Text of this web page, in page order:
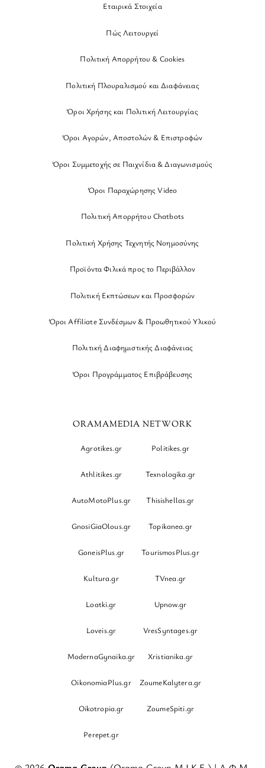
Εταιρικά Στοιχεία
Πώς Λειτουργεί
Πολιτική Απορρήτου & Cookies
Πολιτική Πλουραλισμού και Διαφάνειας
Όροι Χρήσης και Πολιτική Λειτουργίας
Όροι Αγορών, Αποστολών & Επιστροφών
Όροι Συμμετοχής σε Παιχνίδια & Διαγωνισμούς
Όροι Παραχώρησης Video
Πολιτική Απορρήτου Chatbots
Πολιτική Χρήσης Τεχνητής Νοημοσύνης
Προϊόντα Φιλικά προς το Περιβάλλον
Πολιτική Εκπτώσεων και Προσφορών
Όροι Affiliate Συνδέσμων & Προωθητικού Υλικού
Πολιτική Διαφημιστικής Διαφάνειας
Όροι Προγράμματος Επιβράβευσης
ORAMAMEDIA NETWORK
Agrotikes.gr Politikes.gr
Athlitikes.gr Texnologika.gr
AutoMotoPlus.gr Thisishellas.gr
GnosiGiaOlous.gr Topikanea.gr
GoneisPlus.gr TourismosPlus.gr
Kultura.gr TVnea.gr
Loatki.gr Upnow.gr
Loveis.gr VresSyntages.gr
ModernaGynaika.gr Xristianika.gr
OikonomiaPlus.gr ZoumeKalytera.gr
Oikotropia.gr ZoumeSpiti.gr
Perepet.gr